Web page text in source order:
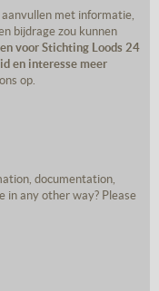
met informatie,
bijdrage zou kunnen
voor Stichting Loods 24
en interesse meer
op.
documentation,
in any other way? Please